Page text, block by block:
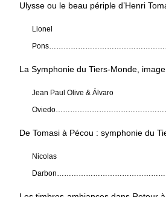
Ulysse ou le beau périple d’Henri
Lionel
Pons
La Symphonie du Tiers-Monde,
Jean Paul Olive & Álvaro
Oviedo
De Tomasi à Pécou : symphonie du
Nicolas
Darbon